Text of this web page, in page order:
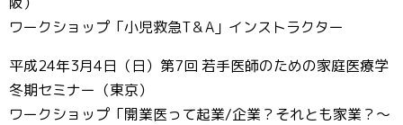
ワークショップ「小児救急T＆A」インストラクター
平成24年3月4日（日）第7回 若手医師のための家庭医療学
冬期セミナー（東京）
ワークショップ「開業医って起業/企業？それとも家業？～